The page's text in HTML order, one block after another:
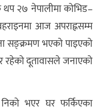
२७ नेपालीमा कोभिड–
आज अपराह्नसम्म
सङ्क्रमण भएको पाइएको
रहेको दूतावासले जनाएको
भएर घर फर्किएका